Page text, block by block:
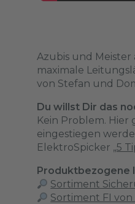
Azubis und Meister
maximale
von Stefan und
Du willst Dir das
Kein Problem. Hier
eingestiegen
ElektroSpicker „5
Produktbezogene
Sortiment
Sortiment FI von